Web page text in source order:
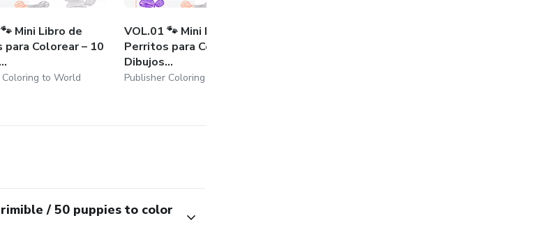
Mini Libro de
Colorear – 10
Coloring to World
VOL.01 🐾 Mini Libro de
Perritos para Colorear – 10
Dibujos...
Publisher Coloring to World
/ 50 puppies to color